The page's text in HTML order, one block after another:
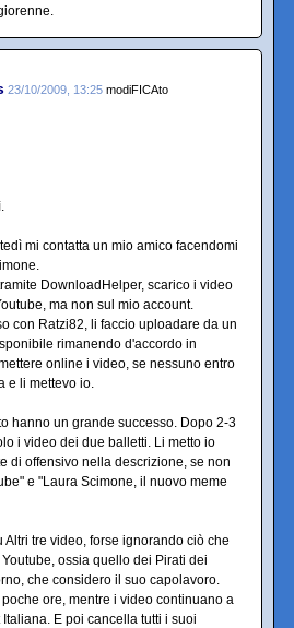
23/10/2009, 13:25 modiFICAto
mi contatta un mio amico facendomi
DownloadHelper, scarico i video
ma non sul mio account.
con Ratzi82, li faccio uploadare da un
rimanendo d'accordo in
online i video, se nessuno entro
e li mettevo io.
hanno un grande successo. Dopo 2-3
i video dei due balletti. Li metto io
di offensivo nella descrizione, se non
e "Laura Scimone, il nuovo meme
Altri tre video, forse ignorando ciò che
ossia quello dei Pirati dei
che considero il suo capolavoro.
ore, mentre i video continuano a
E poi cancella tutti i suoi